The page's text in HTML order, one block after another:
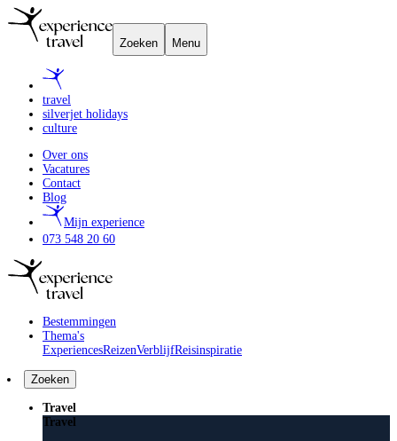
Zoeken Menu
travel
silverjet holidays
culture
Over ons
Vacatures
Contact
Blog
Mijn experience
073 548 20 60
Bestemmingen
Thema's
ExperiencesReizenVerblijfReisinspiratie
Zoeken
Travel
Travel